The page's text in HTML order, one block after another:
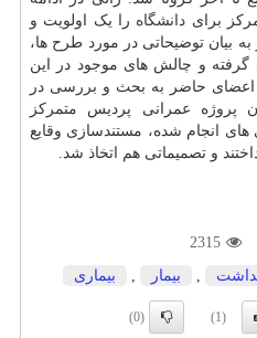
برای دانشگاه را یک اولویت و
بیان توضیحاتی در مورد طرح ها،
گرفته و چالش های موجود در این
اعضای حاضر به بحث و بررسی در
عمرانی پردیس متمرکز
های انجام شده، مستندسازی وقایع
و تصمیماتی هم اتخاذ شد.
2315
بیمار بیماری
(1)
(0)